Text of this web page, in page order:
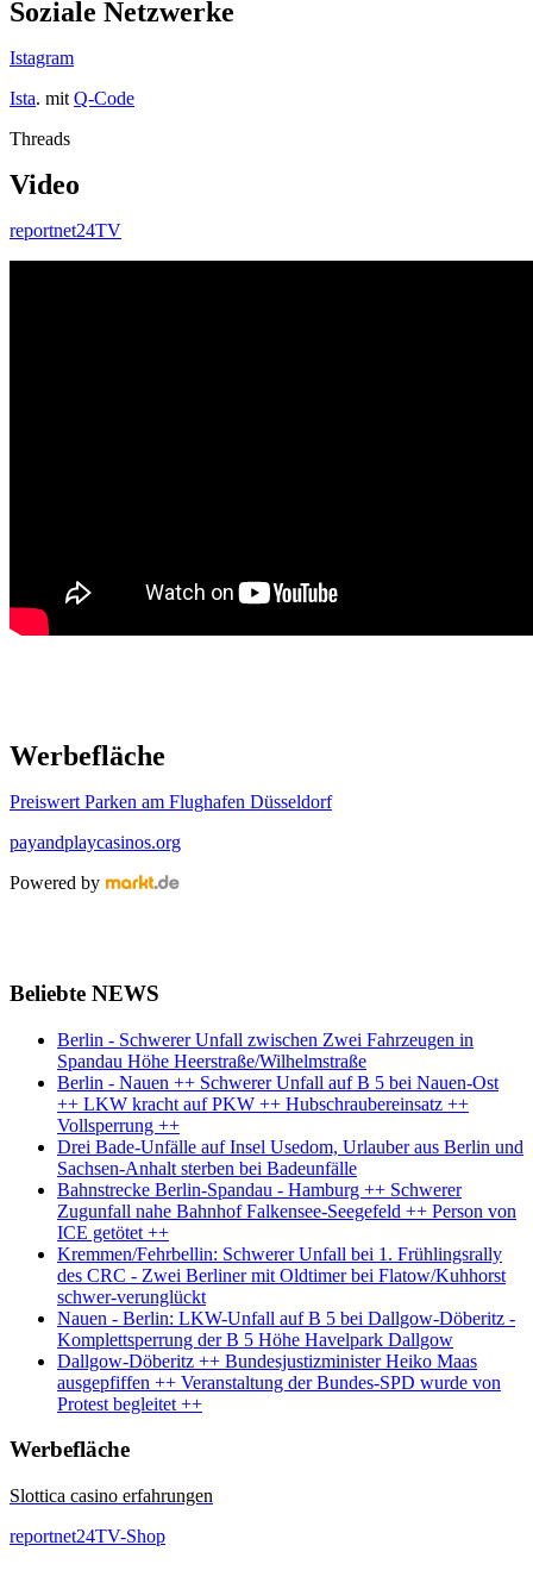
Soziale Netzwerke
Istagram
Ista. mit Q-Code
Threads
Video
reportnet24TV
Werbefläche
Preiswert Parken am Flughafen Düsseldorf
payandplaycasinos.org
Powered by
Beliebte NEWS
Berlin - Schwerer Unfall zwischen Zwei Fahrzeugen in
Spandau Höhe Heerstraße/Wilhelmstraße
Berlin - Nauen ++ Schwerer Unfall auf B 5 bei Nauen-Ost
++ LKW kracht auf PKW ++ Hubschraubereinsatz ++
Vollsperrung ++
Drei Bade-Unfälle auf Insel Usedom, Urlauber aus Berlin und
Sachsen-Anhalt sterben bei Badeunfälle
Bahnstrecke Berlin-Spandau - Hamburg ++ Schwerer
Zugunfall nahe Bahnhof Falkensee-Seegefeld ++ Person von
ICE getötet ++
Kremmen/Fehrbellin: Schwerer Unfall bei 1. Frühlingsrally
des CRC - Zwei Berliner mit Oldtimer bei Flatow/Kuhhorst
schwer-verunglückt
Nauen - Berlin: LKW-Unfall auf B 5 bei Dallgow-Döberitz -
Komplettsperrung der B 5 Höhe Havelpark Dallgow
Dallgow-Döberitz ++ Bundesjustizminister Heiko Maas
ausgepfiffen ++ Veranstaltung der Bundes-SPD wurde von
Protest begleitet ++
Werbefläche
Slottica casino erfahrungen
reportnet24TV-Shop